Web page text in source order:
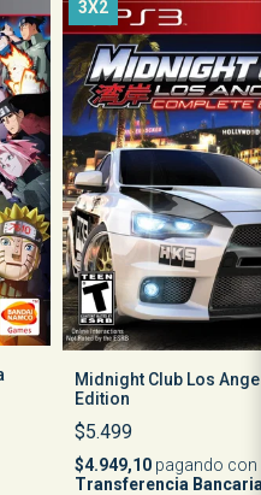
3X2
Midnight Club Los
Edition
$5.499
$4.949,10 pagando con
Transferencia